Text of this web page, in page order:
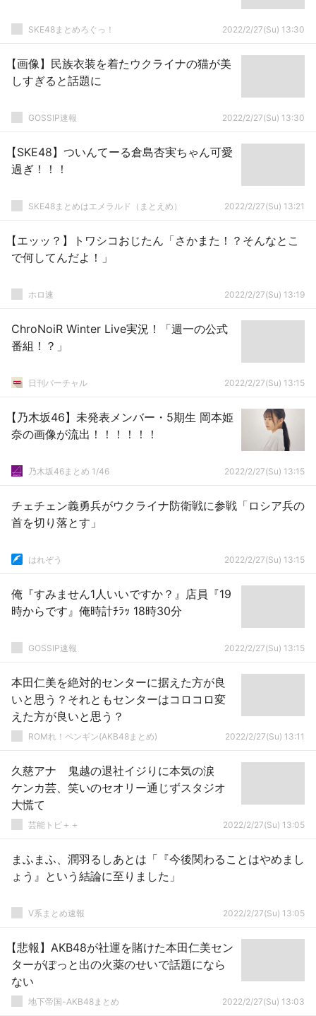
SKE48まとめろぐっ！ 2022/2/27(Su) 13:30
【画像】民族衣装を着たウクライナの猫が美
しすぎると話題に
GOSSIP速報 2022/2/27(Su) 13:30
【SKE48】ついんてーる倉島杏実ちゃん可愛
過ぎ！！！
SKE48まとめはエメラルド（まとえめ） 2022/2/27(Su) 13:21
【エッッ？】トワシコおじたん「さかまた！？そんなとこ
で何してんだよ！」
ホロ速 2022/2/27(Su) 13:19
ChroNoiR Winter Live実況！「週一の公式
番組！？」
日刊バーチャル 2022/2/27(Su) 13:15
【乃木坂46】未発表メンバー・5期生 岡本姫
奈の画像が流出！！！！！！
乃木坂46まとめ 1/46 2022/2/27(Su) 13:15
チェチェン義勇兵がウクライナ防衛戦に参戦「ロシア兵の
首を切り落とす」
はれぞう 2022/2/27(Su) 13:15
俺『すみません1人いいですか？』店員『19
時からです』俺時計ﾁﾗｯ 18時30分
GOSSIP速報 2022/2/27(Su) 13:15
本田仁美を絶対的センターに据えた方が良
いと思う？それともセンターはコロコロ変
えた方が良いと思う？
ROMれ！ペンギン(AKB48まとめ) 2022/2/27(Su) 13:11
久慈アナ 鬼越の退社イジりに本気の涙
ケンカ芸、笑いのセオリー通じずスタジオ
大慌て
芸能トピ＋＋ 2022/2/27(Su) 13:05
まふまふ、潤羽るしあとは「『今後関わることはやめまし
ょう』という結論に至りました」
V系まとめ速報 2022/2/27(Su) 13:05
【悲報】AKB48が社運を賭けた本田仁美セン
ターがぽっと出の火薬のせいで話題になら
ない
地下帝国-AKB48まとめ 2022/2/27(Su) 13:03